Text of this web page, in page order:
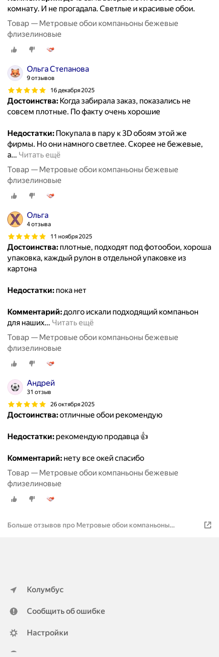
комнату. И не прогадала. Светлые и красивые обои.
Товар — Метровые обои компаньоны бежевые
флизелиновые
Ольга Степанова
9 отзывов
16 декабря 2025
Достоинства: Когда забирала заказ, показались не
совсем плотные. По факту очень хорошие
Недостатки: Покупала в пару к 3D обоям этой же
фирмы. Но они намного светлее. Скорее не бежевые,
а… Читать ещё
Товар — Метровые обои компаньоны бежевые
флизелиновые
Ольга
4 отзыва
11 ноября 2025
Достоинства: плотные, подходят под фотообои, хороша
упаковка, каждый рулон в отдельной упаковке из
картона
Недостатки: пока нет
Комментарий:долго искали подходящий компаньон
для наших… Читать ещё
Товар — Метровые обои компаньоны бежевые
флизелиновые
Андрей
31 отзыв
26 октября 2025
Достоинства:отличные обои рекомендую
Недостатки: рекомендую продавца 👍
Комментарий: нету все окей спасибо
Товар — Метровые обои компаньоны бежевые
флизелиновые
Больше отзывов про Метровые обои компаньоны
Колумбус
Сообщить об ошибке
Настройки